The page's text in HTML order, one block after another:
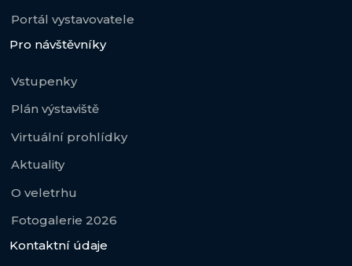
Portál vystavovatele
Pro návštěvníky
Vstupenky
Plán výstaviště
Virtuální prohlídky
Aktuality
O veletrhu
Fotogalerie 2026
Kontaktní údaje